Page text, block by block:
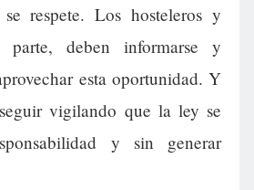
respete. Los hosteleros y
parte, deben informarse y
esta oportunidad. Y
vigilando que la ley se
y sin generar